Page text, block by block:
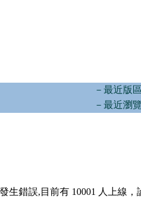
－最近版
－最近瀏
生錯誤,目前有 10001 人上線